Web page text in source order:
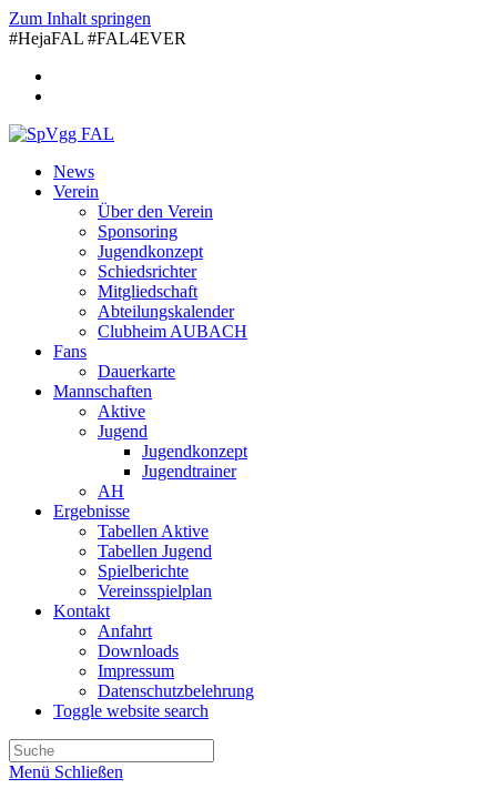
Zum Inhalt springen
#HejaFAL #FAL4EVER
News
Verein
Über den Verein
Sponsoring
Jugendkonzept
Schiedsrichter
Mitgliedschaft
Abteilungskalender
Clubheim AUBACH
Fans
Dauerkarte
Mannschaften
Aktive
Jugend
Jugendkonzept
Jugendtrainer
AH
Ergebnisse
Tabellen Aktive
Tabellen Jugend
Spielberichte
Vereinsspielplan
Kontakt
Anfahrt
Downloads
Impressum
Datenschutzbelehrung
Toggle website search
Menü Schließen